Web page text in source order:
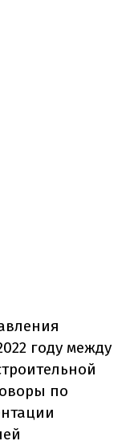
году между
по